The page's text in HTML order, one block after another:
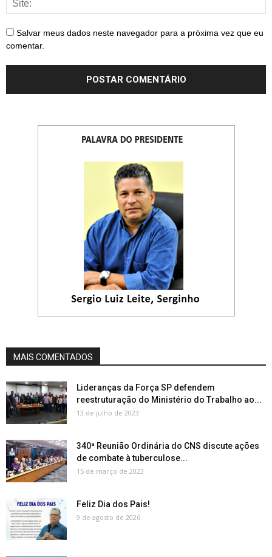
Salvar meus dados neste navegador para a próxima vez que eu
comentar.
MAIS COMENTADOS
Lideranças da Força SP defendem
reestruturação do Ministério do Trabalho ao...
13 de julho de 2023
340ª Reunião Ordinária do CNS discute ações
de combate à tuberculose...
15 de março de 2023
Feliz Dia dos Pais!
9 de agosto de 2026